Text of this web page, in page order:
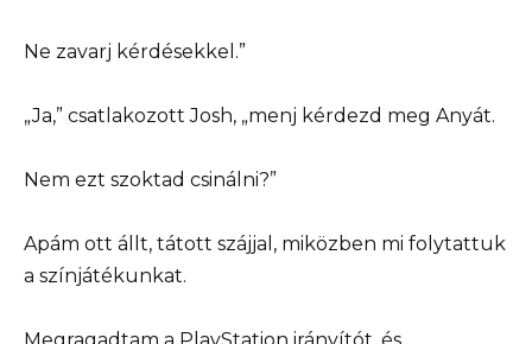
Ne zavarj kérdésekkel.”
„Ja,” csatlakozott Josh, „menj kérdezd meg Anyát.
Nem ezt szoktad csinálni?”
Apám ott állt, tátott szájjal, miközben mi folytattuk
a színjátékunkat.